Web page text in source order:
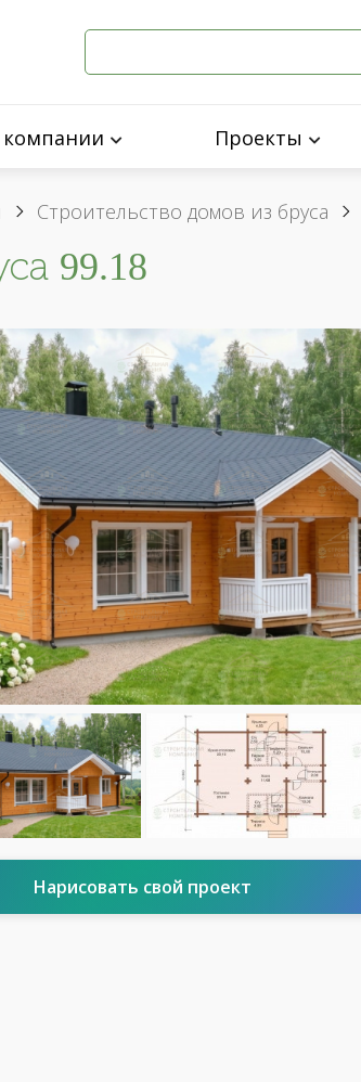
Проекты
Строительство домов из бруса
99.18
Нарисовать свой проект